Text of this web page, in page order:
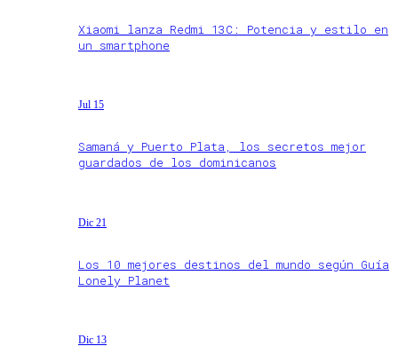
Xiaomi lanza Redmi 13C: Potencia y estilo en
un smartphone
Jul 15
Samaná y Puerto Plata, los secretos mejor
guardados de los dominicanos
Dic 21
Los 10 mejores destinos del mundo según Guía
Lonely Planet
Dic 13